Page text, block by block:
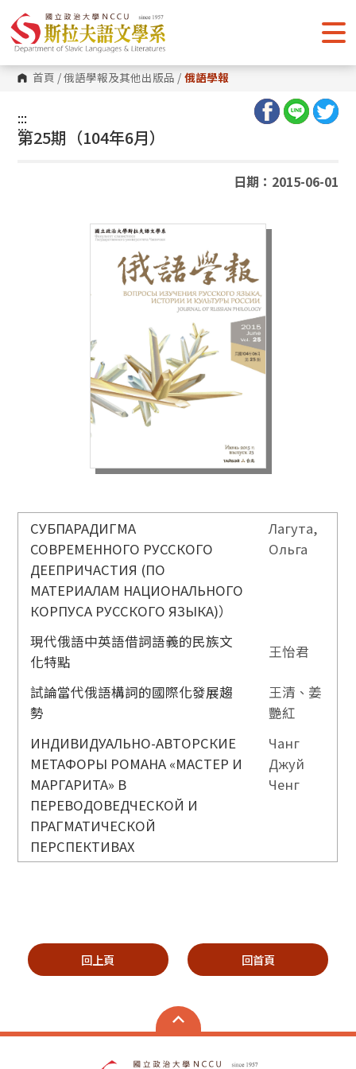
到
主
要
內
容
區 首頁 /俄語學報及其他出版品 / 俄語學報
:::
:::
第25期（104年6月）
日期：2015-06-01
СУБПАРАДИГМА
СОВРЕМЕННОГО РУССКОГО
ДЕЕПРИЧАСТИЯ (ПО
МАТЕРИАЛАМ НАЦИОНАЛЬНОГО
КОРПУСА РУССКОГО ЯЗЫКА)）
Лагута,
Ольга
現代俄語中英語借詞語義的民族文
化特點
王怡君
試論當代俄語構詞的國際化發展趨
勢
王清 、 姜
艷紅
ИНДИВИДУАЛЬНО-АВТОРСКИЕ
МЕТАФОРЫ РОМАНА «МАСТЕР И
МАРГАРИТА» В
ПЕРЕВОДОВЕДЧЕСКОЙ И
ПРАГМАТИЧЕСКОЙ
ПЕРСПЕКТИВАХ
Чанг
Джуй
Ченг
回上頁 回首頁